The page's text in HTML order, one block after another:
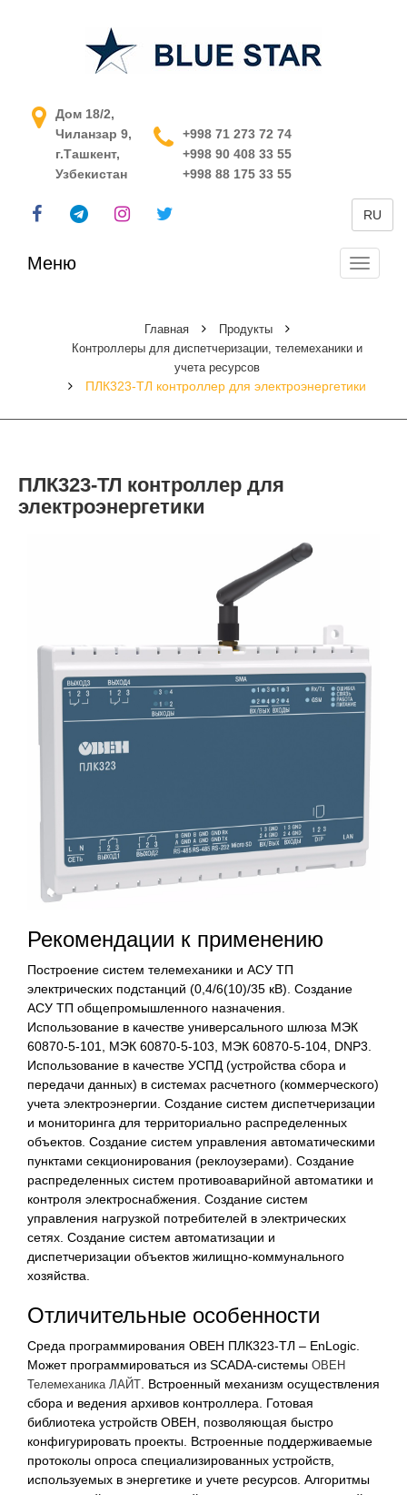
АСУ ТП в Узбекистане
Дом 18/2,
Чиланзар 9,
г.Ташкент,
Узбекистан
+998 71 273 72 74
+998 90 408 33 55
+998 88 175 33 55
RU
Меню
Главная
Продукты
Контроллеры для диспетчеризации, телемеханики и
учета ресурсов
ПЛК323-ТЛ контроллер для электроэнергетики
ПЛК323-ТЛ контроллер для
электроэнергетики
Рекомендации к применению
Построение систем телемеханики и АСУ ТП
электрических подстанций (0,4/6(10)/35 кВ). Создание
АСУ ТП общепромышленного назначения.
Использование в качестве универсального шлюза МЭК
60870-5-101, МЭК 60870-5-103, МЭК 60870-5-104, DNP3.
Использование в качестве УСПД (устройства сбора и
передачи данных) в системах расчетного (коммерческого)
учета электроэнергии. Создание систем диспетчеризации
и мониторинга для территориально распределенных
объектов. Создание систем управления автоматическими
пунктами секционирования (реклоузерами). Создание
распределенных систем противоаварийной автоматики и
контроля электроснабжения. Создание систем
управления нагрузкой потребителей в электрических
сетях. Создание систем автоматизации и
диспетчеризации объектов жилищно-коммунального
хозяйства.
Отличительные особенности
Среда программирования ОВЕН ПЛК323-ТЛ – EnLogic.
Может программироваться из SCADA-системы ОВЕН
Телемеханика ЛАЙТ . Встроенный механизм осуществления
сбора и ведения архивов контроллера. Готовая
библиотека устройств ОВЕН, позволяющая быстро
конфигурировать проекты. Встроенные поддерживаемые
протоколы опроса специализированных устройств,
используемых в энергетике и учете ресурсов. Алгоритмы